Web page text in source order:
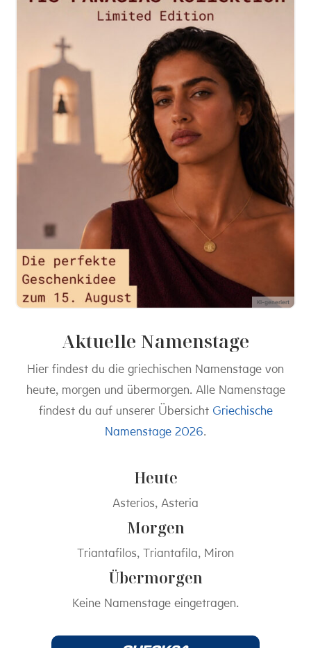
KI-generiert
Aktuelle Namenstage
Hier findest du die griechischen Namenstage von
heute, morgen und übermorgen. Alle Namenstage
findest du auf unserer Übersicht Griechische
Namenstage 2026.
Heute
Asterios, Asteria
Morgen
Triantafilos, Triantafila, Miron
Übermorgen
Keine Namenstage eingetragen.